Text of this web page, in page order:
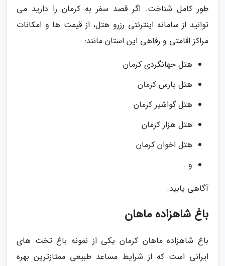
طور کامل شناخت. اگر قصد سفر به کرمان را دارید می
توانید از سامانه اینترنتی رزرو هتل، از قیمت ها و امکانات
مراکز اقامتی و رفاهی این استان مانند:
هتل جهانگردی کرمان
هتل پارس کرمان
هتل گواشیر کرمان
هتل هزار کرمان
هتل اخوان کرمان
و...
آگاهی یابید.
باغ شاهزاده ماهان
باغ شاهزاده ماهان کرمان یکی از نمونه باغ تخت های
ایرانی است که از شرایط مساعد طبیعی ممتازترین بهره